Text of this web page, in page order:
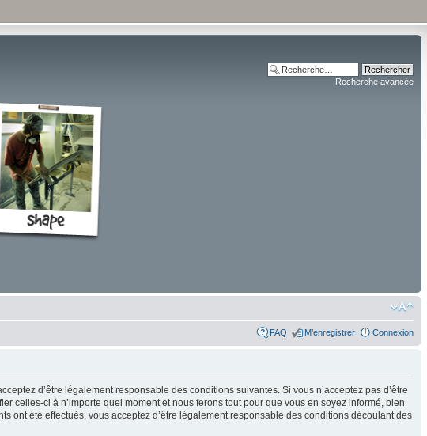
Recherche avancée
FAQ M’enregistrer Connexion
d’être légalement responsable des conditions suivantes. Si vous n’acceptez pas d’être
celles-ci à n’importe quel moment et nous ferons tout pour que vous en soyez informé, bien
ont été effectués, vous acceptez d’être légalement responsable des conditions découlant des